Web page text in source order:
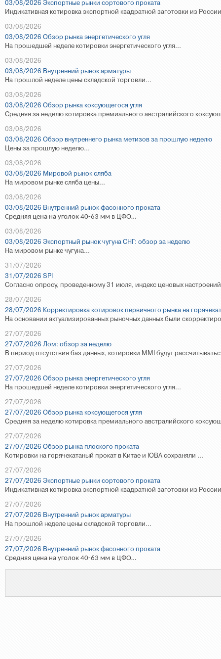
03/08/2026 Экспортные рынки сортового проката
Индикативная котировка экспортной квадратной заготовки из
03/08/2026
03/08/2026 Обзор рынка энергетического угля
На прошедшей неделе котировки энергетического угля...
03/08/2026
03/08/2026 Внутренний рынок арматуры
На прошлой неделе цены складской торговли...
03/08/2026
03/08/2026 Обзор рынка коксующегося угля
Средняя за неделю котировка премиального австралийского
03/08/2026
03/08/2026 Обзор внутреннего рынка метизов за прошлую неделю
Цены за прошлую неделю...
03/08/2026
03/08/2026 Мировой рынок сляба
На мировом рынке сляба цены...
03/08/2026
03/08/2026 Внутренний рынок фасонного проката
Средняя цена на уголок 40-63 мм в ЦФО…
03/08/2026
03/08/2026 Экспортный рынок чугуна СНГ: обзор за неделю
На мировом рынке чугуна...
31/07/2026
31/07/2026 SPI
Согласно опросу, проведенному 31 июля, индекс ценовых
28/07/2026
28/07/2026 Корректировка котировок первичного рынка на
На основании актуализированных рыночных данных были
27/07/2026
27/07/2026 Лом: обзор за неделю
В период отсутствия баз данных, котировки MMI будут
27/07/2026
27/07/2026 Обзор рынка энергетического угля
На прошедшей неделе котировки энергетического угля...
27/07/2026
27/07/2026 Обзор рынка коксующегося угля
Средняя за неделю котировка премиального австралийского
27/07/2026
27/07/2026 Обзор рынка плоского проката
Котировки на горячекатаный прокат в Китае и ЮВА сохраняли ...
27/07/2026
27/07/2026 Экспортные рынки сортового проката
Индикативная котировка экспортной квадратной заготовки из
27/07/2026
27/07/2026 Внутренний рынок арматуры
На прошлой неделе цены складской торговли...
27/07/2026
27/07/2026 Внутренний рынок фасонного проката
Средняя цена на уголок 40-63 мм в ЦФО…